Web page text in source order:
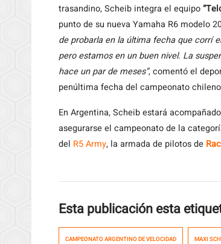
trasandino, Scheib integra el equipo
punto de su nueva Yamaha R6 modelo
de probarla en la última fecha que corrí
pero estamos en un buen nivel. La
hace un par de meses”, comentó el
penúltima fecha del campeonato
En Argentina, Scheib estará
asegurarse el campeonato de la
del R5 Army, la armada de pilotos de
Esta publicación esta
CAMPEONATO ARGENTINO DE VELOCIDAD MAXI